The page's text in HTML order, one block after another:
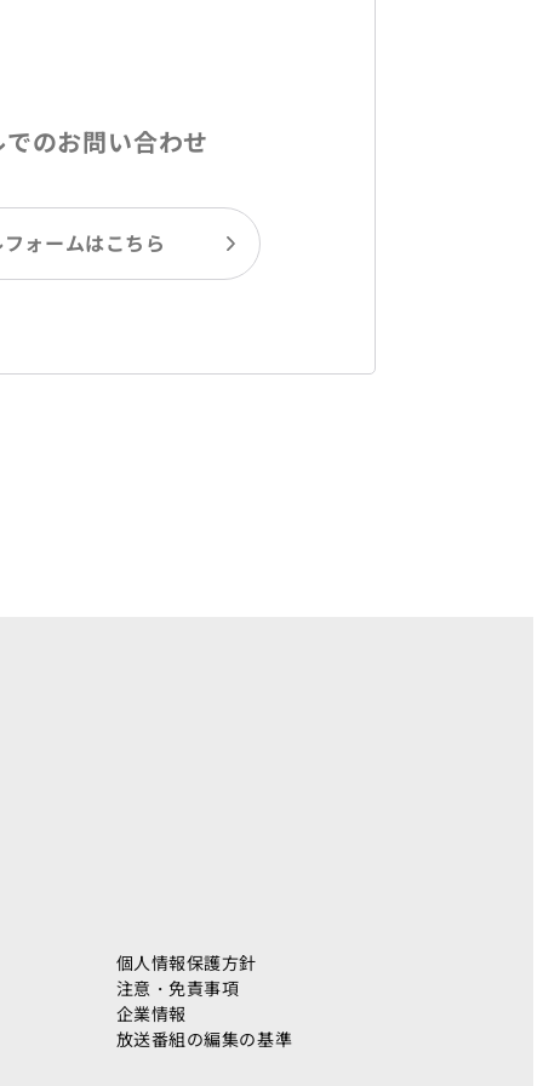
のお問い合わせ
ォームはこちら
個人情報保護方針
注意・免責事項
企業情報
放送番組の編集の基準